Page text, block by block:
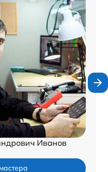
Иванов